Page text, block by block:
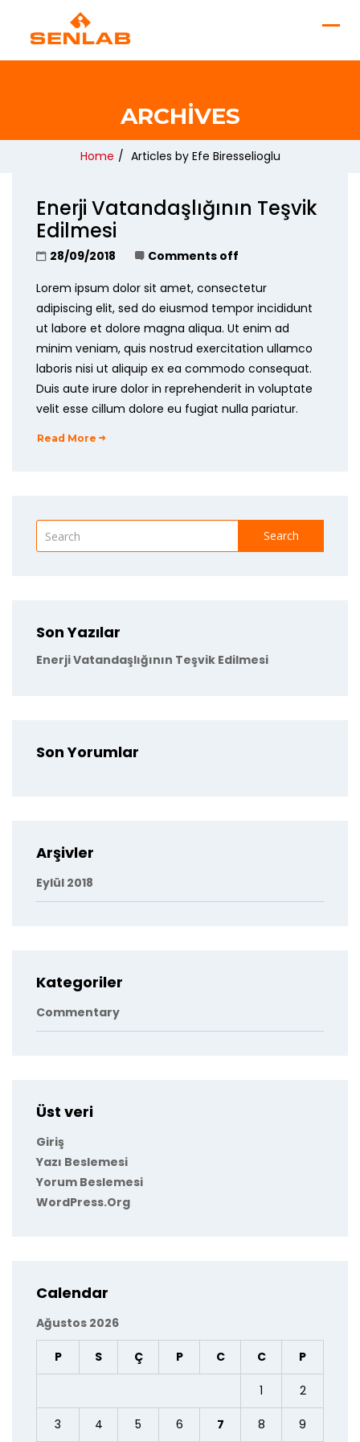
ARCHIVES
Home / Articles by Efe Biresselioglu
Enerji Vatandaşlığının Teşvik
Edilmesi
28/09/2018
Comments off
Lorem ipsum dolor sit amet, consectetur
adipiscing elit, sed do eiusmod tempor incididunt
ut labore et dolore magna aliqua. Ut enim ad
minim veniam, quis nostrud exercitation ullamco
laboris nisi ut aliquip ex ea commodo consequat.
Duis aute irure dolor in reprehenderit in voluptate
velit esse cillum dolore eu fugiat nulla pariatur.
Read More
Search
Son Yazılar
Enerji Vatandaşlığının Teşvik Edilmesi
Son Yorumlar
Arşivler
Eylül 2018
Kategoriler
Commentary
Üst veri
Giriş
Yazı Beslemesi
Yorum Beslemesi
WordPress.org
Calendar
Ağustos 2026
P S Ç P C C P
1 2
3 4 5 6 7 8 9